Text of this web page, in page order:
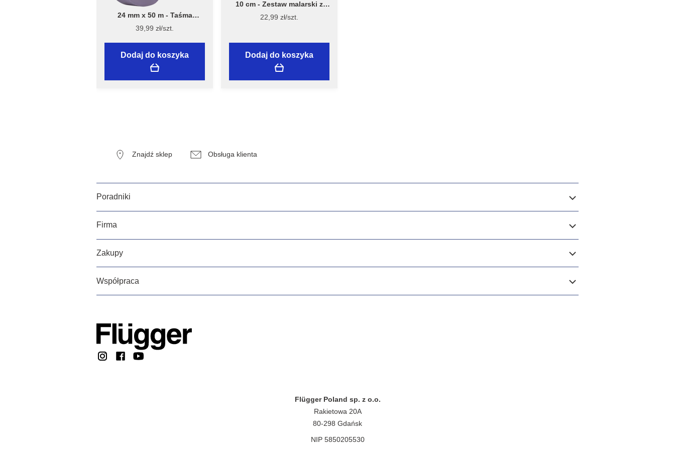
24 mm x 50 m - Taśma
Malarska Speciality Sensitive
Surfaces - Flügger
39,99 zł/szt.
Dodaj do koszyka
10 cm - Zestaw malarski z
wałkiem Welur 10 cm, model
7981 – Flügger
22,99 zł/szt.
Dodaj do koszyka
Znajdź sklep Obsługa klienta
Poradniki
Firma
Zakupy
Współpraca
Flügger Poland sp. z o.o.
Rakietowa 20A
80-298 Gdańsk
NIP 5850205530